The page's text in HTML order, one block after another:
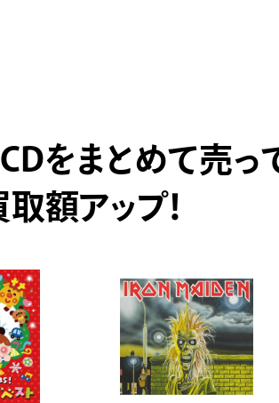
をまとめて売っ
取額アップ！